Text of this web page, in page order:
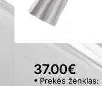
37.00€
Prekės ženklas: